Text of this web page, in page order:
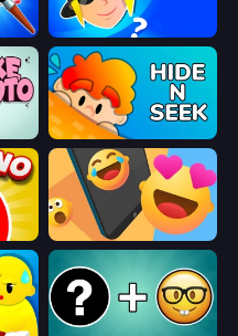
Whooo?
Hide N Seek
Reply Run